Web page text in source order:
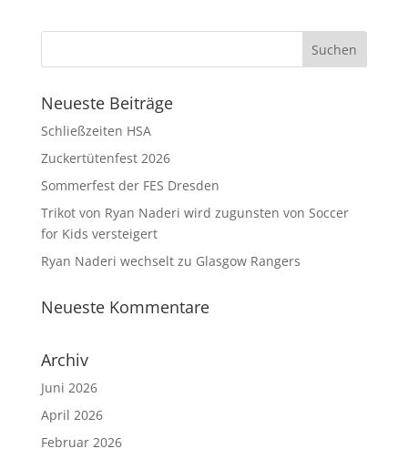
Neueste Beiträge
Schließzeiten HSA
Zuckertütenfest 2026
Sommerfest der FES Dresden
Trikot von Ryan Naderi wird zugunsten von Soccer
for Kids versteigert
Ryan Naderi wechselt zu Glasgow Rangers
Neueste Kommentare
Archiv
Juni 2026
April 2026
Februar 2026